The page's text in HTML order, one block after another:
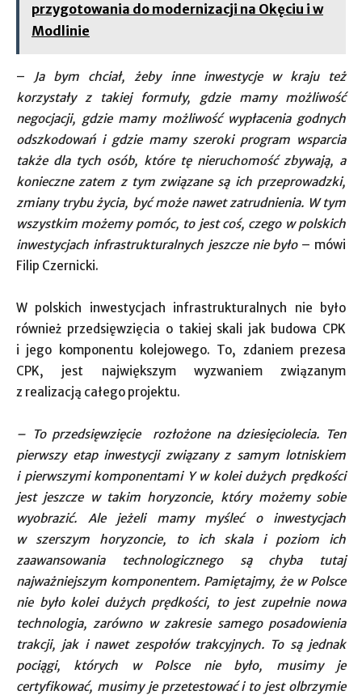
przygotowania do modernizacji na Okęciu i w
Modlinie
– Ja bym chciał, żeby inne inwestycje w kraju też
korzystały z takiej formuły, gdzie mamy możliwość
negocjacji, gdzie mamy możliwość wypłacenia godnych
odszkodowań i gdzie mamy szeroki program wsparcia
także dla tych osób, które tę nieruchomość zbywają, a
konieczne zatem z tym związane są ich przeprowadzki,
zmiany trybu życia, być może nawet zatrudnienia. W tym
wszystkim możemy pomóc, to jest coś, czego w polskich
inwestycjach infrastrukturalnych jeszcze nie było– mówi
Filip Czernicki.
W polskich inwestycjach infrastrukturalnych nie było
również przedsięwzięcia o takiej skali jak budowa CPK
i jego komponentu kolejowego. To, zdaniem prezesa
CPK, jest największym wyzwaniem związanym
z realizacją całego projektu.
– To przedsięwzięcie rozłożone na dziesięciolecia. Ten
pierwszy etap inwestycji związany z samym lotniskiem
i pierwszymi komponentami Y w kolei dużych prędkości
jest jeszcze w takim horyzoncie, który możemy sobie
wyobrazić. Ale jeżeli mamy myśleć o inwestycjach
w szerszym horyzoncie, to ich skala i poziom ich
zaawansowania technologicznego są chyba tutaj
najważniejszym komponentem. Pamiętajmy, że w Polsce
nie było kolei dużych prędkości, to jest zupełnie nowa
technologia, zarówno w zakresie samego posadowienia
trakcji, jak i nawet zespołów trakcyjnych. To są jednak
pociągi, których w Polsce nie było, musimy je
certyfikować, musimy je przetestować i to jest olbrzymie